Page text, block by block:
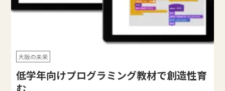
大阪の未来
低学年向けプログラミング教材で創造性育